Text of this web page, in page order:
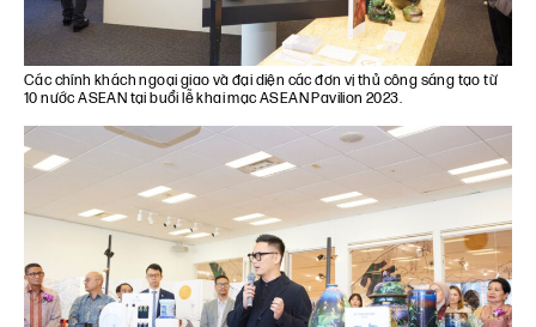
Các chính khách ngoại giao và đại diện các đơn vị thủ công sáng tạo từ
10 nước ASEAN tại buổi lễ khai mạc ASEAN Pavilion 2023.